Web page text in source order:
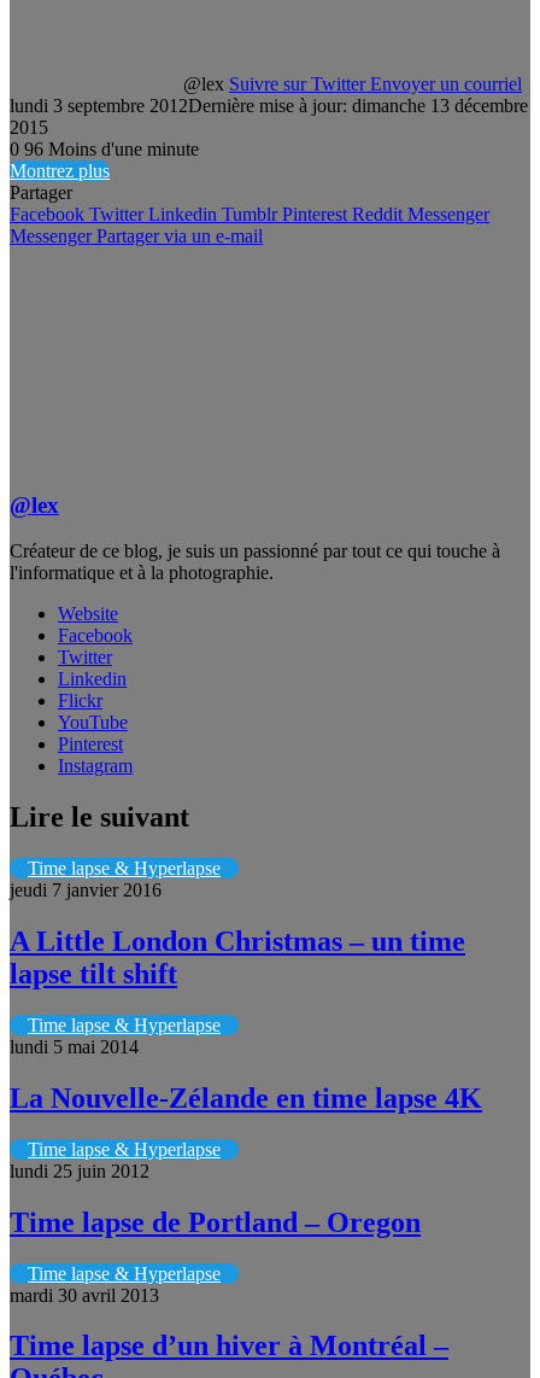
@lex Suivre sur Twitter Envoyer un courriel
lundi 3 septembre 2012Dernière mise à jour: dimanche 13 décembre
2015
0 96 Moins d'une minute
Montrez plus
Partager
Facebook Twitter Linkedin Tumblr Pinterest Reddit Messenger
Messenger Partager via un e-mail
@lex
Créateur de ce blog, je suis un passionné par tout ce qui touche à
l'informatique et à la photographie.
Website
Facebook
Twitter
Linkedin
Flickr
YouTube
Pinterest
Instagram
Lire le suivant
Time lapse & Hyperlapse
jeudi 7 janvier 2016
A Little London Christmas – un time
lapse tilt shift
Time lapse & Hyperlapse
lundi 5 mai 2014
La Nouvelle-Zélande en time lapse 4K
Time lapse & Hyperlapse
lundi 25 juin 2012
Time lapse de Portland – Oregon
Time lapse & Hyperlapse
mardi 30 avril 2013
Time lapse d’un hiver à Montréal –